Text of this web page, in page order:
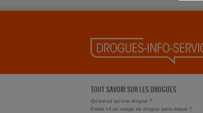
TOUT SAVOIR SUR LES DROGUES
Qu'est-ce qu'une drogue ?
Existe t-il un usage de drogue sans risque ?